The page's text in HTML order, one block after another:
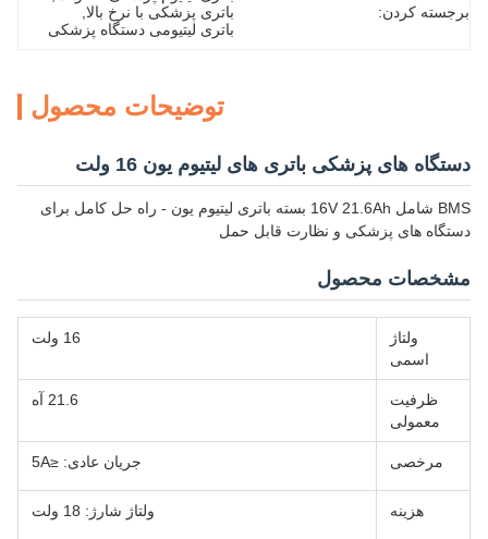
برجسته کردن:
باتری پزشکی با نرخ بالا
باتری لیتیومی دستگاه پزشکی
توضیحات محصول
دستگاه های پزشکی باتری های لیتیوم یون 16 ولت
BMS شامل 16V 21.6Ah بسته باتری لیتیوم یون - راه حل کامل برای
دستگاه های پزشکی و نظارت قابل حمل
مشخصات محصول
ولتاژ
اسمی
16 ولت
ظرفیت
معمولی
21.6 آه
مرخصی جریان عادی: ≤5A
هزینه ولتاژ شارژ: 18 ولت